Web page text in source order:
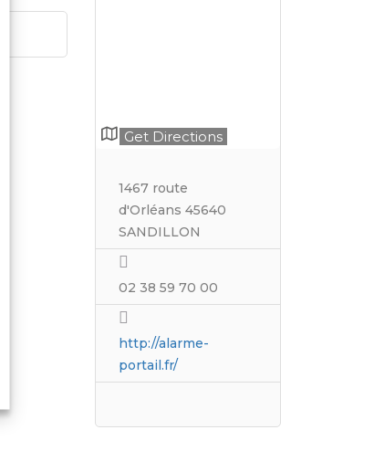
Get Directions
1467 route
d'Orléans 45640
SANDILLON
02 38 59 70 00
http://alarme-
portail.fr/